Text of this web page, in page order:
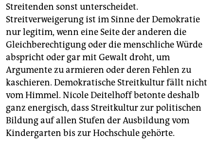
Streitenden sonst unterscheidet.
Streitverweigerung ist im Sinne der Demokratie
nur legitim, wenn eine Seite der anderen die
Gleichberechtigung oder die menschliche Würde
abspricht oder gar mit Gewalt droht, um
Argumente zu armieren oder deren Fehlen zu
kaschieren. Demokratische Streitkultur fällt nicht
vom Himmel. Nicole Deitelhoff betonte deshalb
ganz energisch, dass Streitkultur zur politischen
Bildung auf allen Stufen der Ausbildung vom
Kindergarten bis zur Hochschule gehörte.